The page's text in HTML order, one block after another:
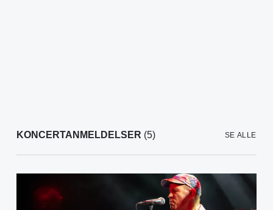
KONCERTANMELDELSER (5) SE ALLE